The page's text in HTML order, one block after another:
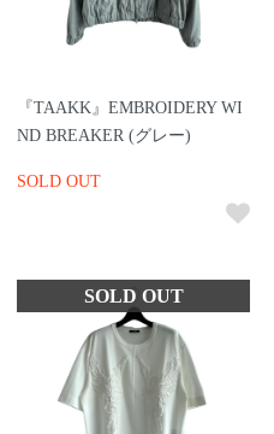
『TAAKK』EMBROIDERY WI
ND BREAKER (グレー)
SOLD OUT